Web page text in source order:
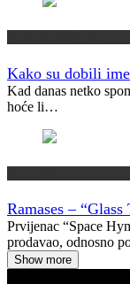
Kako su dobili
Kad danas netko
hoće li…
Ramases –
Prvijenac “Space
prodavao, odnosno
Show more